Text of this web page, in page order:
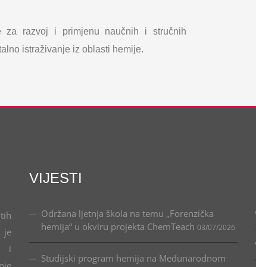
za razvoj i primjenu naučnih i stručnih
istraživanje iz oblasti hemije.
je
i
VIJESTI
Održana ljetnja škola na temu „Forenzička
hemija“ u okviru projekta ChemTeach 03/07/2026
Studijski program hemija na Međunarodnom